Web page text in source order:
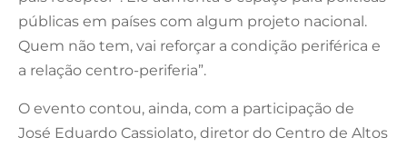
públicas em países com algum projeto nacional.
Quem não tem, vai reforçar a condição periférica e
a relação centro-periferia”.
O evento contou, ainda, com a participação de
José Eduardo Cassiolato, diretor do Centro de Altos